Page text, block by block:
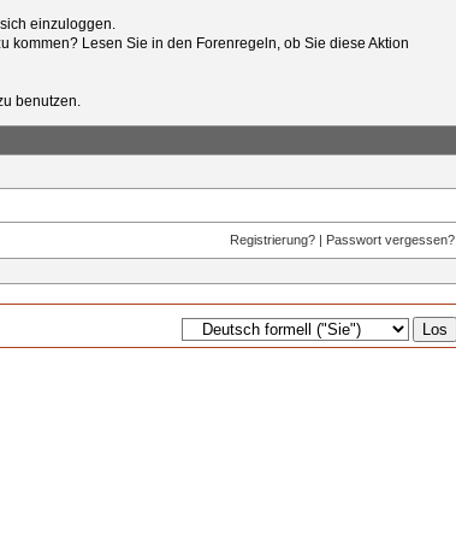
einzuloggen.
kommen? Lesen Sie in den Forenregeln, ob Sie diese Aktion
benutzen.
Registrierung? | Passwort vergessen?